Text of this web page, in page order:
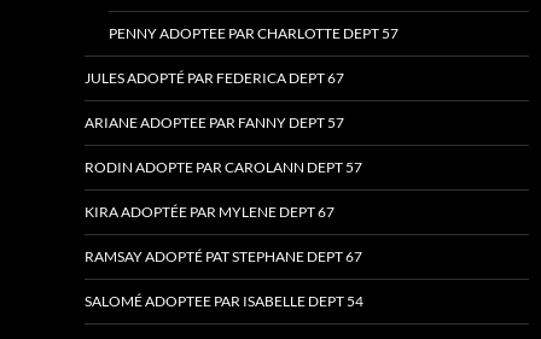
PENNY ADOPTEE PAR CHARLOTTE DEPT 57
JULES ADOPTÉ PAR FEDERICA DEPT 67
ARIANE ADOPTEE PAR FANNY DEPT 57
RODIN ADOPTE PAR CAROLANN DEPT 57
KIRA ADOPTÉE PAR MYLENE DEPT 67
RAMSAY ADOPTÉ PAT STEPHANE DEPT 67
SALOMÉ ADOPTEE PAR ISABELLE DEPT 54